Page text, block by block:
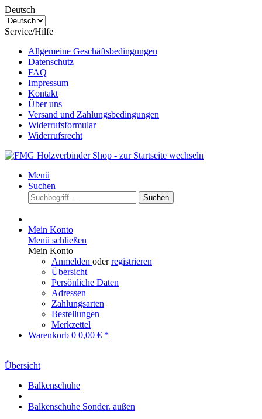
Deutsch
Service/Hilfe
Allgemeine Geschäftsbedingungen
Datenschutz
FAQ
Impressum
Kontakt
Über uns
Versand und Zahlungsbedingungen
Widerrufsformular
Widerrufsrecht
Menü
Suchen
Suchen
Mein Konto
Menü schließen
Mein Konto
Anmelden oderregistrieren
Übersicht
Persönliche Daten
Adressen
Zahlungsarten
Bestellungen
Merkzettel
Warenkorb 0 0,00 € *
Übersicht
Balkenschuhe
Balkenschuhe Sonder. außen